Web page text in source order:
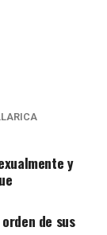
y
de sus